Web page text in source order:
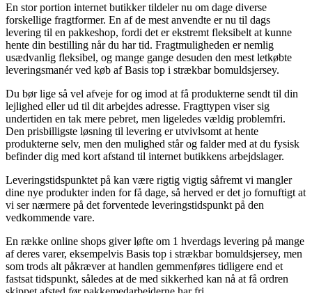
En stor portion internet butikker tildeler nu om dage diverse
forskellige fragtformer. En af de mest anvendte er nu til dags
levering til en pakkeshop, fordi det er ekstremt fleksibelt at kunne
hente din bestilling når du har tid. Fragtmuligheden er nemlig
usædvanlig fleksibel, og mange gange desuden den mest letkøbte
leveringsmanér ved køb af Basis top i strækbar bomuldsjersey.
Du bør lige så vel afveje for og imod at få produkterne sendt til din
lejlighed eller ud til dit arbejdes adresse. Fragttypen viser sig
undertiden en tak mere pebret, men ligeledes vældig problemfri.
Den prisbilligste løsning til levering er utvivlsomt at hente
produkterne selv, men den mulighed står og falder med at du fysisk
befinder dig med kort afstand til internet butikkens arbejdslager.
Leveringstidspunktet på kan være rigtig vigtig såfremt vi mangler
dine nye produkter inden for få dage, så herved er det jo fornuftigt at
vi ser nærmere på det forventede leveringstidspunkt på den
vedkommende vare.
En række online shops giver løfte om 1 hverdags levering på mange
af deres varer, eksempelvis Basis top i strækbar bomuldsjersey, men
som trods alt påkræver at handlen gemmenføres tidligere end et
fastsat tidspunkt, således at de med sikkerhed kan nå at få ordren